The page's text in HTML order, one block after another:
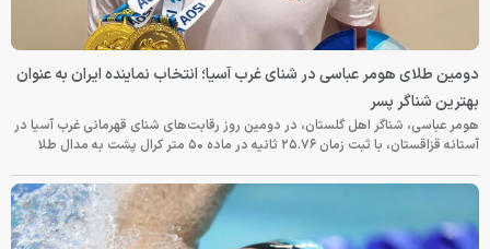
دومین طلای هومر عباسی در شنای غرب آسیا؛ انتخاب نماینده ایران به عنوان
بهترین شناگر پسر
هومر عباسی، شناگر اهل گلستان، در دومین روز رقابت‌های شنای قهرمانی غرب آسیا در
آستانه قزاقستان، با ثبت زمان ۲۵.۷۶ ثانیه در ماده ۵۰ متر کرال پشت به مدال طلا